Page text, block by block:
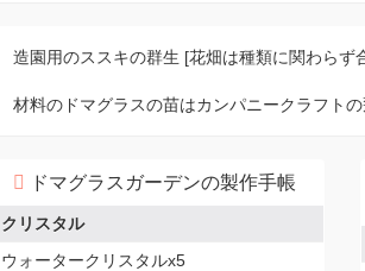
造園用のススキの群生 [花畑は種類に関わらず
材料のドマグラスの苗はカンパニークラフト
ドマグラスガーデンの製作手帳
クリスタル
ウォータークリスタルx5